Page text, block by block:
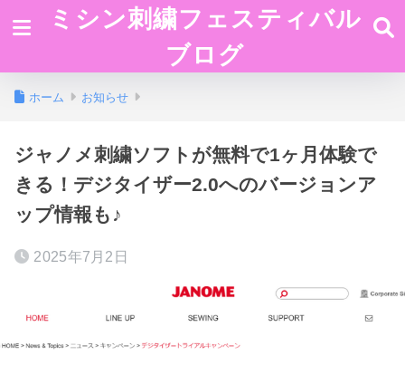
ミシン刺繍フェスティバル
ブログ
ホーム お知らせ
ジャノメ刺繍ソフトが無料で1ヶ月体験で
きる！デジタイザー2.0へのバージョンア
ップ情報も♪
2025年7月2日